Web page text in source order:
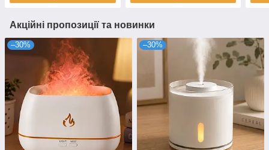
Акційні пропозиції та новинки
–30% –30%